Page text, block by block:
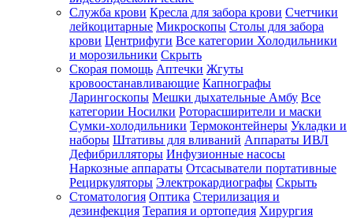
Служба крови Кресла для забора крови Счетчики
лейкоцитарные Микроскопы Столы для забора
крови Центрифуги Все категории Холодильники
и морозильники Скрыть
Скорая помощь Аптечки Жгуты
кровоостанавливающие Капнографы
Ларингоскопы Мешки дыхательные Амбу Все
категории Носилки Роторасширители и маски
Сумки-холодильники Термоконтейнеры Укладки и
наборы Штативы для вливаний Аппараты ИВЛ
Дефибрилляторы Инфузионные насосы
Наркозные аппараты Отсасыватели портативные
Рециркуляторы Электрокардиографы Скрыть
Стоматология Оптика Стерилизация и
дезинфекция Терапия и ортопедия Хирургия